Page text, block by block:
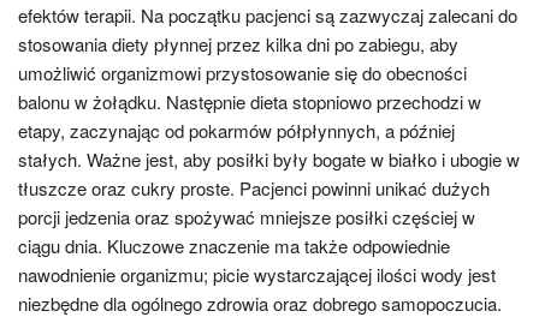
efektów terapii. Na początku pacjenci są zazwyczaj zalecani do
stosowania diety płynnej przez kilka dni po zabiegu, aby
umożliwić organizmowi przystosowanie się do obecności
balonu w żołądku. Następnie dieta stopniowo przechodzi w
etapy, zaczynając od pokarmów półpłynnych, a później
stałych. Ważne jest, aby posiłki były bogate w białko i ubogie w
tłuszcze oraz cukry proste. Pacjenci powinni unikać dużych
porcji jedzenia oraz spożywać mniejsze posiłki częściej w
ciągu dnia. Kluczowe znaczenie ma także odpowiednie
nawodnienie organizmu; picie wystarczającej ilości wody jest
niezbędne dla ogólnego zdrowia oraz dobrego samopoczucia.